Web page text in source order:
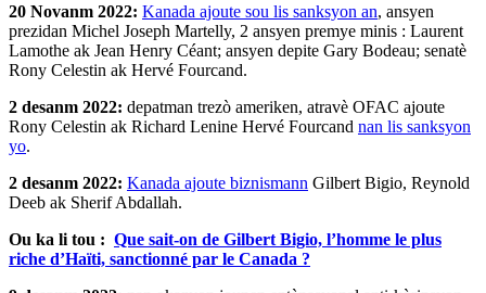
20 Novanm 2022: Kanada ajoute sou lis sanksyon an, ansyen
prezidan Michel Joseph Martelly, 2 ansyen premye minis : Laurent
Lamothe ak Jean Henry Céant; ansyen depite Gary Bodeau; senatè
Rony Celestin ak Hervé Fourcand.
2 desanm 2022: depatman trezò ameriken, atravè OFAC ajoute
Rony Celestin ak Richard Lenine Hervé Fourcand nan lis sanksyon
yo.
2 desanm 2022: Kanada ajoute biznismann Gilbert Bigio, Reynold
Deeb ak Sherif Abdallah.
Ou ka li tou : Que sait-on de Gilbert Bigio, l’homme le plus
riche d’Haïti, sanctionné par le Canada ?